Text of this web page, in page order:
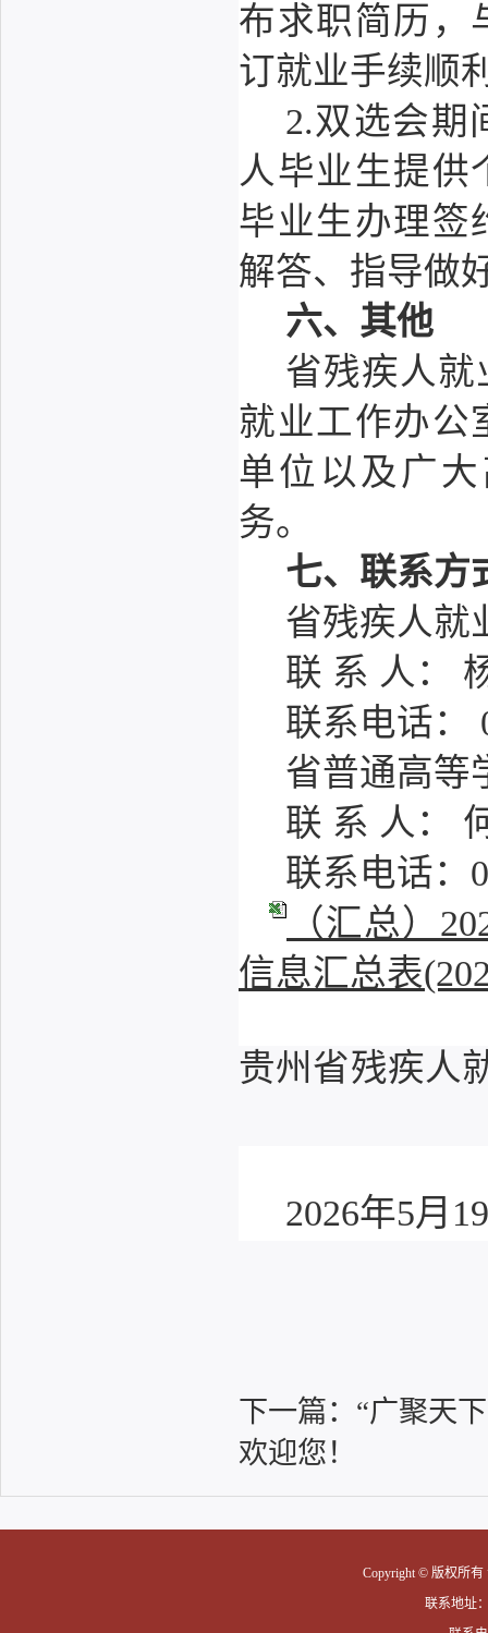
布求职简历，
订就业手续顺
2.双选会期
人毕业生提供
毕业生办理签
解答、指导做
六、其他
省残疾人
就业工作办公
单位以及广
务。
七、联系方
省残疾人就
联 系 人：
联系电话：
省普通高等
联 系 人：
联系电话：
（汇总）
信息汇总表
贵州省残疾人
2026年5月19
下一篇： “广聚天
欢迎您！
Copyright © 版权所
联系地址